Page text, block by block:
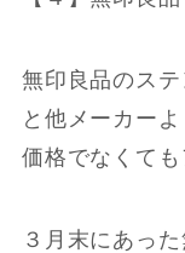
無印良品のス
と他メーカー
価格でなくても
３月末にあっ